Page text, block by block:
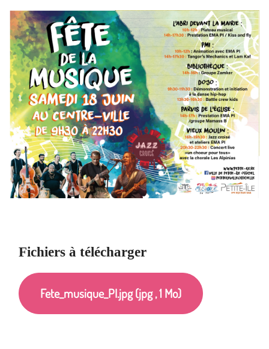
Fichiers à télécharger
Fete_musique_PI.jpg (jpg , 1 Mo)